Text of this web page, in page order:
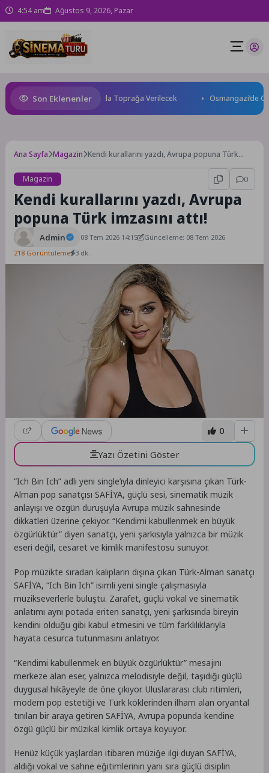
4:54 am Ağustos 9, 2026, Pazar
Son Eklenenler
Kuzey Makedonya’da Toprağa Verilecek Osmangazi’de
Ana Sayfa Magazin Kendi kurallarını yazdı, Avrupa popuna Türk
Magazin
0
Kendi kurallarını yazdı, Avrupa
popuna Türk imzasını attı!
Admin 08 Tem 2026 14:15
Güncelleme: 08 Tem 2026
218 Görüntüleme 3 dk.
0
Yazı Özetini Göster
“Ich Bin Ich” adlı yeni single’ıyla dinleyici karşısına çıkan Türk-
Alman pop sanatçısı SAFİYA, güçlü sesi, sinematik müzik
anlayışı ve özgün duruşuyla Avrupa müzik sahnesinde
dikkatleri üzerine çekiyor. “Kendimi kabullenmek en büyük
özgürlüktür” diyen sanatçı, yeni şarkısıyla yalnızca bir müzik
eseri değil, cesaret ve kimlik manifestosu sunuyor.
Pop müzikte sıradan kalıpların dışına çıkan Türk-Alman sanatçı
SAFİYA, “Ich Bin Ich” isimli yeni single çalışmasıyla
müzikseverlerle buluştu. Zarafet, güçlü vokal ve sinematik
anlatımı aynı potada eriten sanatçı, yeni şarkısında bireyin
kendini olduğu gibi kabul etmesini ve tüm farklılıklarıyla
hayata cesurca tutunmasını anlatıyor.
“Kendimi kabullenmek en büyük özgürlüktür” mesajını
merkeze alan eser, yalnızca melodisiyle değil, taşıdığı güçlü
duygusal hikâyeyle de öne çıkıyor. Uluslararası club ritimleri,
modern pop estetiği ve Türk köklerinden ilham alan oryantal
tınıları bir araya getiren SAFİYA, Avrupa popunda kendine
özgü güçlü bir müzikal kimlik ortaya koyuyor.
Henüz küçük yaşlardan itibaren müziğe ilgi duyan SAFİYA,
aldığı vokal ve sahne eğitimlerinin yanı sıra güçlü disiplin